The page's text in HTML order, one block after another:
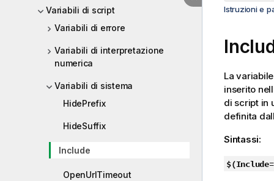
Variabili di script
Variabili di errore
Variabili di interpretazione
numerica
Variabili di sistema
HidePrefix
HideSuffix
Include
OpenUrlTimeout
Istruzioni e
La
inserito
di script in
definita
Sintassi:
$(Include=